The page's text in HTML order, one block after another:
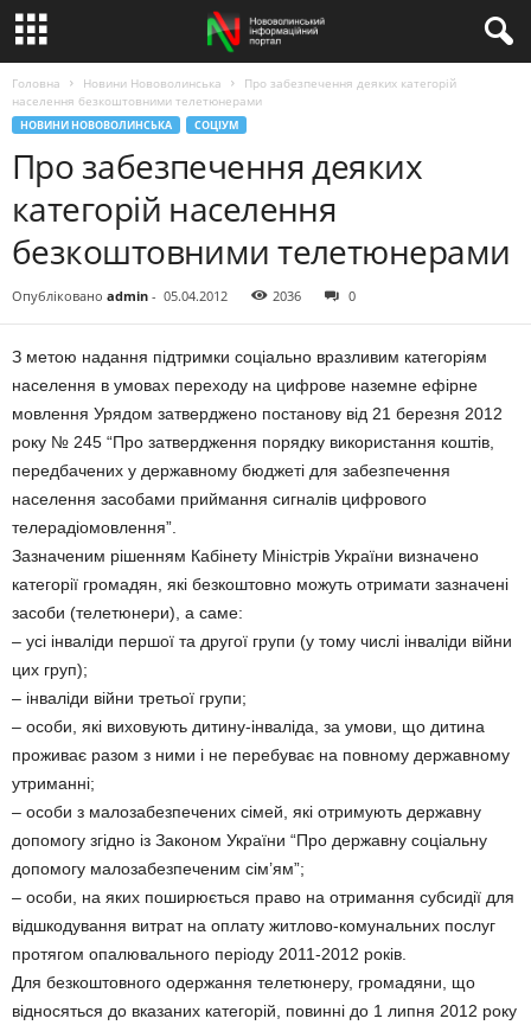
Головна Новини Нововолинська
Про забезпечення деяких категорій
населення безкоштовними телетюнерами
НОВИНИ НОВОВОЛИНСЬКА СОЦІУМ
Про забезпечення деяких
категорій населення
безкоштовними телетюнерами
Опубліковано admin - 05.04.2012 2036 0
З метою надання підтримки соціально вразливим категоріям
населення в умовах переходу на цифрове наземне ефірне
мовлення Урядом затверджено постанову від 21 березня 2012
року № 245 “Про затвердження порядку використання коштів,
передбачених у державному бюджеті для забезпечення
населення засобами приймання сигналів цифрового
телерадіомовлення”.
Зазначеним рішенням Кабінету Міністрів України визначено
категорії громадян, які безкоштовно можуть отримати зазначені
засоби (телетюнери), а саме:
– усі інваліди першої та другої групи (у тому числі інваліди війни
цих груп);
– інваліди війни третьої групи;
– особи, які виховують дитину-інваліда, за умови, що дитина
проживає разом з ними і не перебуває на повному державному
утриманні;
– особи з малозабезпечених сімей, які отримують державну
допомогу згідно із Законом України “Про державну соціальну
допомогу малозабезпеченим сім’ям”;
– особи, на яких поширюється право на отримання субсидії для
відшкодування витрат на оплату житлово-комунальних послуг
протягом опалювального періоду 2011-2012 років.
Для безкоштовного одержання телетюнеру, громадяни, що
відносяться до вказаних категорій, повинні до 1 липня 2012 року